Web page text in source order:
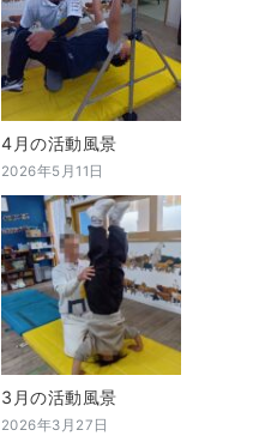
4月の活動風景
2026年5月11日
3月の活動風景
2026年3月27日